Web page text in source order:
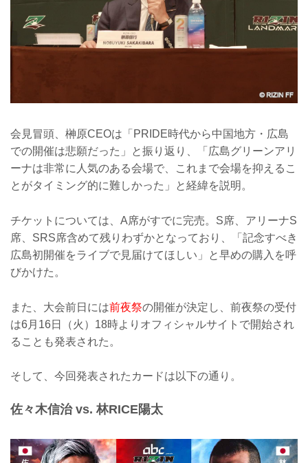
会見冒頭、榊原CEOは「PRIDE時代から中国地方・広島
での開催は悲願だった」と振り返り、「広島グリーンアリ
ーナは非常に人気のある会場で、これまで会場を抑えるこ
とがタイミング的に難しかった」と経緯を説明。
チケットについては、A席がすでに完売。S席、アリーナS
席、SRS席含めて残りわずかとなっており、「記念すべき
広島初開催をライブで見届けてほしい」と早めの購入を呼
びかけた。
また、大会前日には前夜祭の開催が決定し、前夜祭の受付
は6月16日（火）18時よりオフィシャルサイトで開始され
ることも発表された。
そして、今回発表されたカードは以下の通り。
佐々木信治 vs. 林RICE陽太